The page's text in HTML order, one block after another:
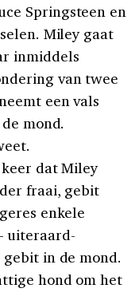
Springsteen en
Miley gaat
inmiddels
van twee
een vals
mond.
dat Miley
fraai, gebit
enkele
uiteraard-
in de mond.
hond om het